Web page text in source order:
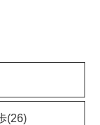
(26)